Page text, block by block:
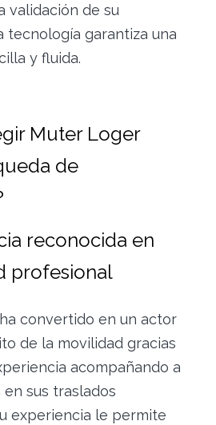
validación de su
tecnología garantiza una
y fluida.
Muter Loger
de
reconocida en
profesional
convertido en un actor
de la movilidad gracias
acompañando a
sus traslados
experiencia le permite